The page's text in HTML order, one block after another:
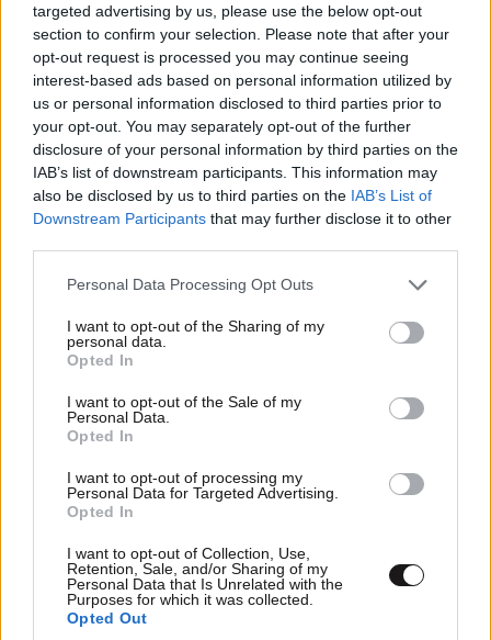
targeted advertising by us, please use the below opt-out
section to confirm your selection. Please note that after your
opt-out request is processed you may continue seeing
interest-based ads based on personal information utilized by
us or personal information disclosed to third parties prior to
your opt-out. You may separately opt-out of the further
disclosure of your personal information by third parties on the
IAB’s list of downstream participants. This information may
also be disclosed by us to third parties on the IAB’s List of
Downstream Participants that may further disclose it to other
Please note that this website/app uses one or more Google
not limited to your visit or usage behaviour. You may click to
grant or deny consent to Google and its third-party tags to
use your data for below specified purposes in below Google
consent section.
Personal Data Processing Opt Outs
I want to opt-out of the Sharing of my
personal data.
Opted In
I want to opt-out of the Sale of my
Personal Data.
Opted In
I want to opt-out of processing my
Personal Data for Targeted Advertising.
Opted In
I want to opt-out of Collection, Use,
Retention, Sale, and/or Sharing of my
Personal Data that Is Unrelated with the
Purposes for which it was collected.
Opted Out
Μεγάλη φυγή: Πάνω από 56.000 ταξιδιώτες
Ακολουθήστε το
και μάθετε πρώτοι όλες τις ειδήσεις